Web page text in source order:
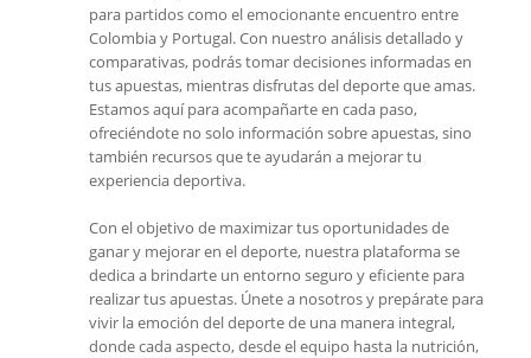
para partidos como el emocionante encuentro entre
Colombia y Portugal. Con nuestro análisis detallado y
comparativas, podrás tomar decisiones informadas en
tus apuestas, mientras disfrutas del deporte que amas.
Estamos aquí para acompañarte en cada paso,
ofreciéndote no solo información sobre apuestas, sino
también recursos que te ayudarán a mejorar tu
experiencia deportiva.
Con el objetivo de maximizar tus oportunidades de
ganar y mejorar en el deporte, nuestra plataforma se
dedica a brindarte un entorno seguro y eficiente para
realizar tus apuestas. Únete a nosotros y prepárate para
vivir la emoción del deporte de una manera integral,
donde cada aspecto, desde el equipo hasta la nutrición,